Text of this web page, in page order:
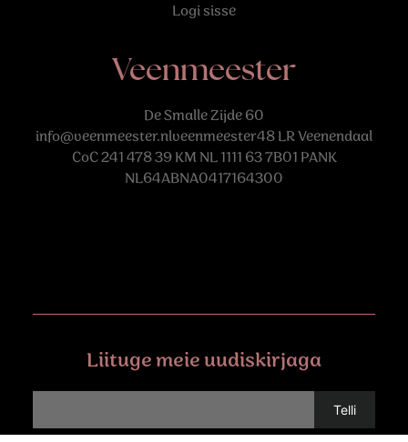
Logi sisse
Veenmeester
De Smalle Zijde 60
info@veenmeester.nlveenmeester48LR Veenendaal
CoC 241 478 39 KM NL 1111 63 7B01 PANK
NL64ABNA0417164300
Liituge meie uudiskirjaga